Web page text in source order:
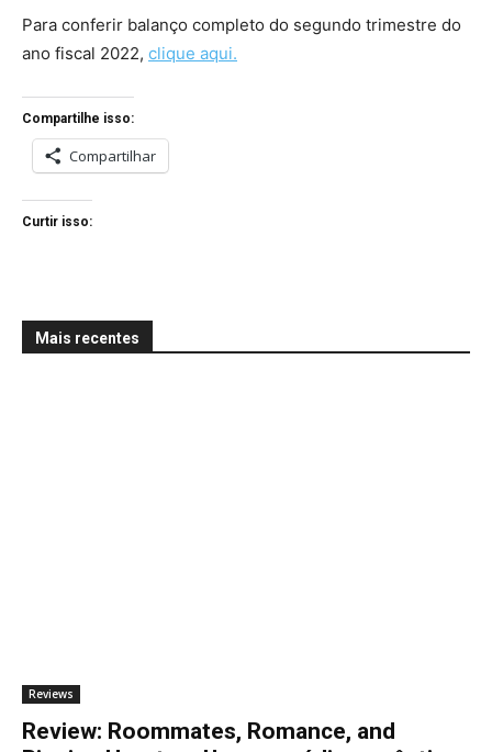
Para conferir balanço completo do segundo trimestre do
ano fiscal 2022, clique aqui.
Compartilhe isso:
Compartilhar
Curtir isso:
Mais recentes
Reviews
Review: Roommates, Romance, and